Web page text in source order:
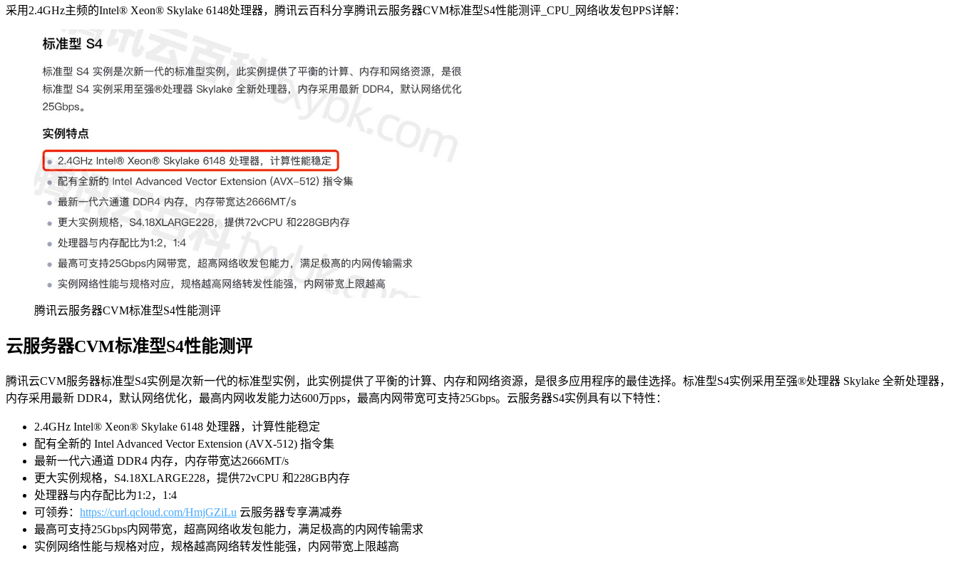
采用2.4GHz主频的Intel® Xeon® Skylake 6148处理器，腾讯云百科分享腾讯云服务器CVM标准型S4性能测评_CPU_网络收发包PPS详解：
腾讯云服务器CVM标准型S4性能测评
云服务器CVM标准型S4性能测评
腾讯云CVM服务器标准型S4实例是次新一代的标准型实例，此实例提供了平衡的计算、内存和网络资源，是很多应用程序的最佳选择。标准型S4实例采用至强®处理器 Skylake 全新处理器，
内存采用最新 DDR4，默认网络优化，最高内网收发能力达600万pps，最高内网带宽可支持25Gbps。云服务器S4实例具有以下特性：
2.4GHz Intel® Xeon® Skylake 6148 处理器，计算性能稳定
配有全新的 Intel Advanced Vector Extension (AVX-512) 指令集
最新一代六通道 DDR4 内存，内存带宽达2666MT/s
更大实例规格，S4.18XLARGE228，提供72vCPU 和228GB内存
处理器与内存配比为1:2，1:4
可领券： https://curl.qcloud.com/HmjGZiLu 云服务器专享满减券
最高可支持25Gbps内网带宽，超高网络收发包能力，满足极高的内网传输需求
实例网络性能与规格对应，规格越高网络转发性能强，内网带宽上限越高